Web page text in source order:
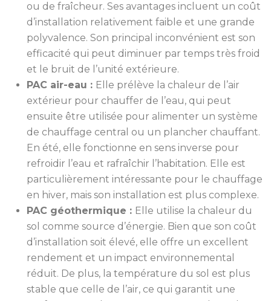
ou de fraîcheur. Ses avantages incluent un coût
d’installation relativement faible et une grande
polyvalence. Son principal inconvénient est son
efficacité qui peut diminuer par temps très froid
et le bruit de l’unité extérieure.
PAC air-eau : Elle prélève la chaleur de l’air
extérieur pour chauffer de l’eau, qui peut
ensuite être utilisée pour alimenter un système
de chauffage central ou un plancher chauffant.
En été, elle fonctionne en sens inverse pour
refroidir l’eau et rafraîchir l’habitation. Elle est
particulièrement intéressante pour le chauffage
en hiver, mais son installation est plus complexe.
PAC géothermique : Elle utilise la chaleur du
sol comme source d’énergie. Bien que son coût
d’installation soit élevé, elle offre un excellent
rendement et un impact environnemental
réduit. De plus, la température du sol est plus
stable que celle de l’air, ce qui garantit une